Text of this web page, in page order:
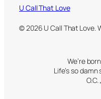
U Call That Love
© 2026 U Call That Love.
We’re
Life’s so
O.C.